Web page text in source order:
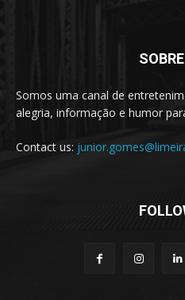
Somos uma canal de
alegria, informação e humor
Contact us: